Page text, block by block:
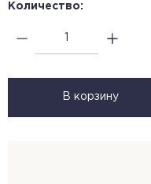
Количество:
В корзину